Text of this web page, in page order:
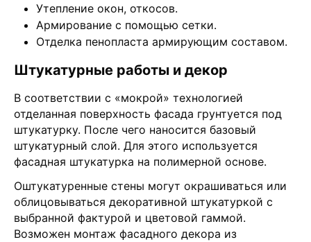
Утепление окон, откосов.
Армирование с помощью сетки.
Отделка пенопласта армирующим составом.
Штукатурные работы и декор
В соответствии с «мокрой» технологией
отделанная поверхность фасада грунтуется под
штукатурку. После чего наносится базовый
штукатурный слой. Для этого используется
фасадная штукатурка на полимерной основе.
Оштукатуренные стены могут окрашиваться или
облицовываться декоративной штукатуркой с
выбранной фактурой и цветовой гаммой.
Возможен монтаж фасадного декора из